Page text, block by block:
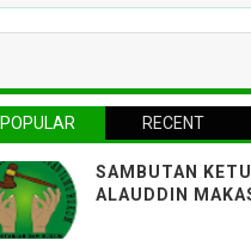
POPULAR RECENT
SAMBUTAN
ALAUDDIN